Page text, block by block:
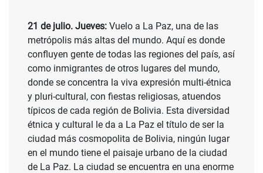
21 de julio. Jueves: Vuelo a La Paz, una de las
metrópolis más altas del mundo. Aquí es donde
confluyen gente de todas las regiones del país, así
como inmigrantes de otros lugares del mundo,
donde se concentra la viva expresión multi-étnica
y pluri-cultural, con fiestas religiosas, atuendos
típicos de cada región de Bolivia. Esta diversidad
étnica y cultural le da a La Paz el título de ser la
ciudad más cosmopolita de Bolivia, ningún lugar
en el mundo tiene el paisaje urbano de la ciudad
de La Paz. La ciudad se encuentra en una enorme